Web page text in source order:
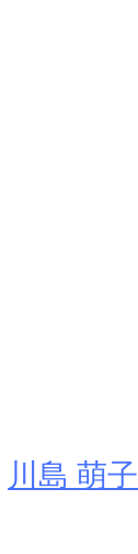
川島 萌子